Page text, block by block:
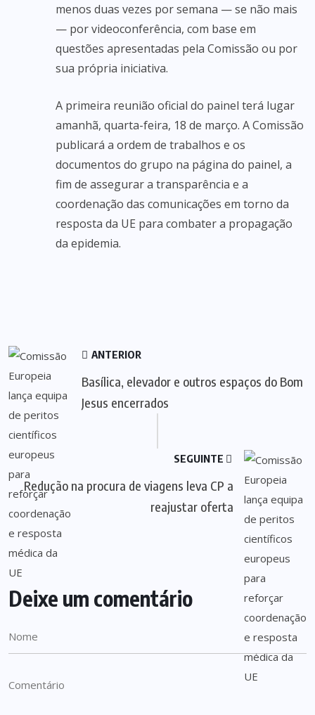
menos duas vezes por semana — se não mais
— por videoconferência, com base em
questões apresentadas pela Comissão ou por
sua própria iniciativa.
A primeira reunião oficial do painel terá lugar
amanhã, quarta-feira, 18 de março. A Comissão
publicará a ordem de trabalhos e os
documentos do grupo na página do painel, a
fim de assegurar a transparência e a
coordenação das comunicações em torno da
resposta da UE para combater a propagação
da epidemia.
ANTERIOR
Basílica, elevador e outros espaços do Bom
Jesus encerrados
SEGUINTE
Redução na procura de viagens leva CP a
reajustar oferta
Deixe um comentário